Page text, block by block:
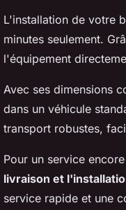
L'installation de votre
minutes seulement.
l'équipement
Avec ses dimensions
dans un véhicule
transport robustes,
Pour un service
livraison et
service rapide et une